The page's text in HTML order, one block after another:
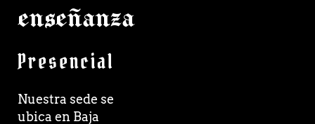
enseñanza
Presencial
Nuestra sede se
ubica en Baja